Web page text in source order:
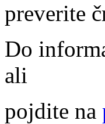
preverite
Do
ali
pojdite na